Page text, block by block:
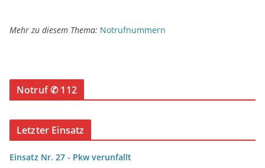
Mehr zu diesem Thema: Notrufnummern
Notruf ✆ 112
Letzter Einsatz
Einsatz Nr. 27 - Pkw verunfallt